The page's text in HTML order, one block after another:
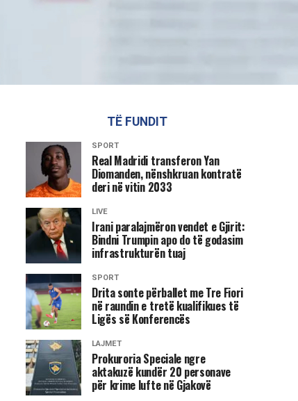
TË FUNDIT
SPORT
Real Madridi transferon Yan
Diomanden, nënshkruan kontratë
deri në vitin 2033
LIVE
Irani paralajmëron vendet e Gjirit:
Bindni Trumpin apo do të godasim
infrastrukturën tuaj
SPORT
Drita sonte përballet me Tre Fiori
në raundin e tretë kualifikues të
Ligës së Konferencës
LAJMET
Prokuroria Speciale ngre
aktakuzë kundër 20 personave
për krime lufte në Gjakovë